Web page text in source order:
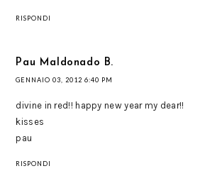
RISPONDI
Pau Maldonado B.
GENNAIO 03, 2012 6:40 PM
divine in red!! happy new year my dear!!
kisses
pau
RISPONDI